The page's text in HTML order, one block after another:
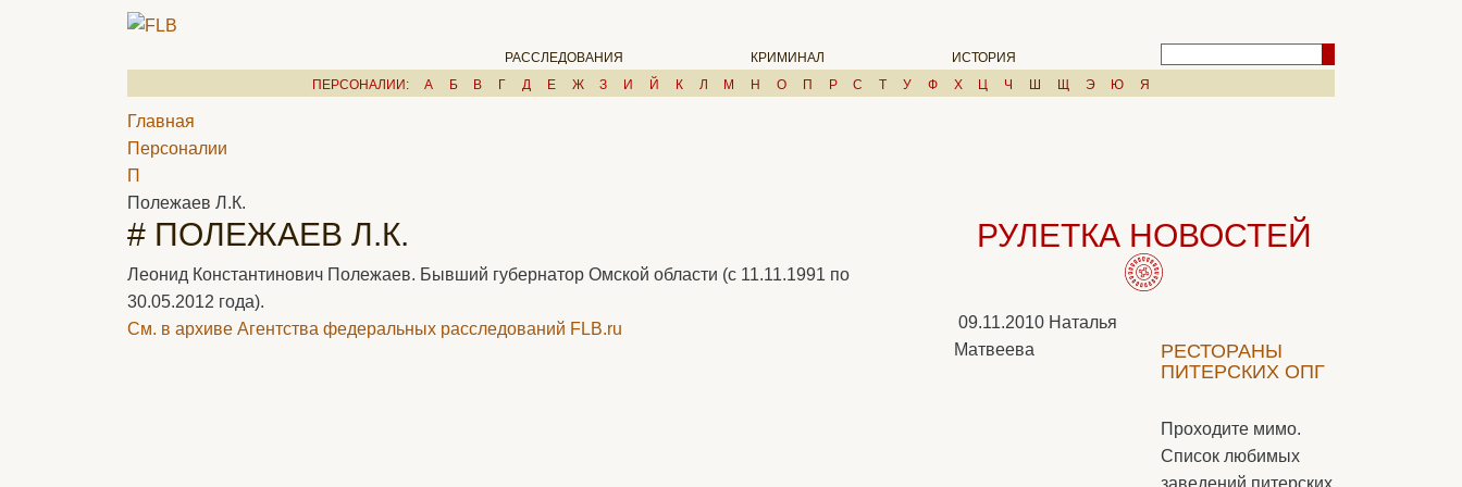
РАССЛЕДОВАНИЯ КРИМИНАЛ
ИСТОРИЯ
ПЕРСОНАЛИИ:
А Б В Г Д Е Ж З И Й К Л М Н О П Р С Т У Ф Х Ц Ч Ш Щ Э Ю Я
Главная
Персоналии
П
Полежаев Л.К.
# ПОЛЕЖАЕВ Л.К.
Леонид Константинович Полежаев. Бывший губернатор Омской области (с 11.11.1991 по
30.05.2012 года).
См. в архиве Агентства федеральных расследований FLB.ru
РУЛЕТКА НОВОСТЕЙ
09.11.2010 Наталья
Матвеева
РЕСТОРАНЫ
ПИТЕРСКИХ ОПГ
Проходите мимо.
Список любимых
заведений питерских